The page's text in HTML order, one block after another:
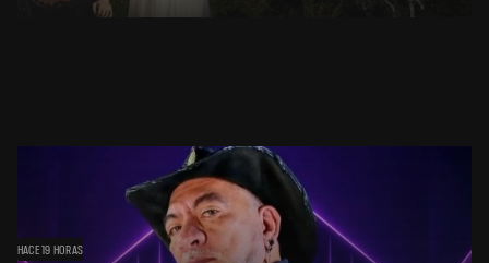
HACE 19 HORAS